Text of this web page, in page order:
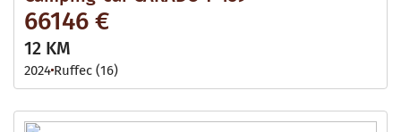
66146 €
12 KM
2024 Ruffec (16)